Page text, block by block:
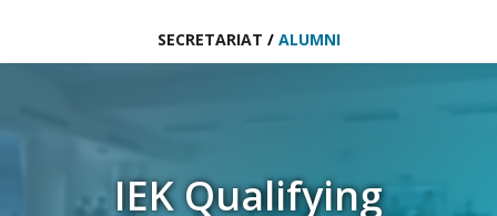
SECRETARIAT / ALUMNI
IEK Qualifying